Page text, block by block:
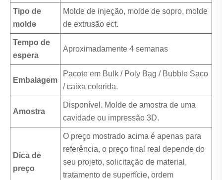
Tipo de
molde
Molde de injeção, molde de sopro, molde
de extrusão ect.
Tempo de
espera
Aproximadamente 4 semanas
Embalagem
Pacote em Bulk / Poly Bag / Bubble Saco
/ caixa colorida.
Amostra
Disponível. Molde de amostra de uma
cavidade ou impressão 3D.
Dica de
preço
O preço mostrado acima é apenas para
referência, o preço final real depende do
seu projeto, solicitação de material,
tratamento de superfície, ordem